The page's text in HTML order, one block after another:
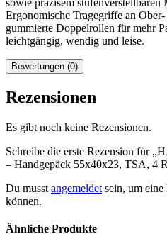
sowie präzisem stufenverstellbaren
Ergonomische Tragegriffe an
gummierte Doppelrollen für mehr
leichtgängig, wendig und leise.
Bewertungen (0)
Rezensionen
Es gibt noch keine Rezensionen.
Schreibe die erste Rezension für
– Handgepäck 55x40x23, TSA, 4
Du musst angemeldet sein, um
können.
Ähnliche Produkte